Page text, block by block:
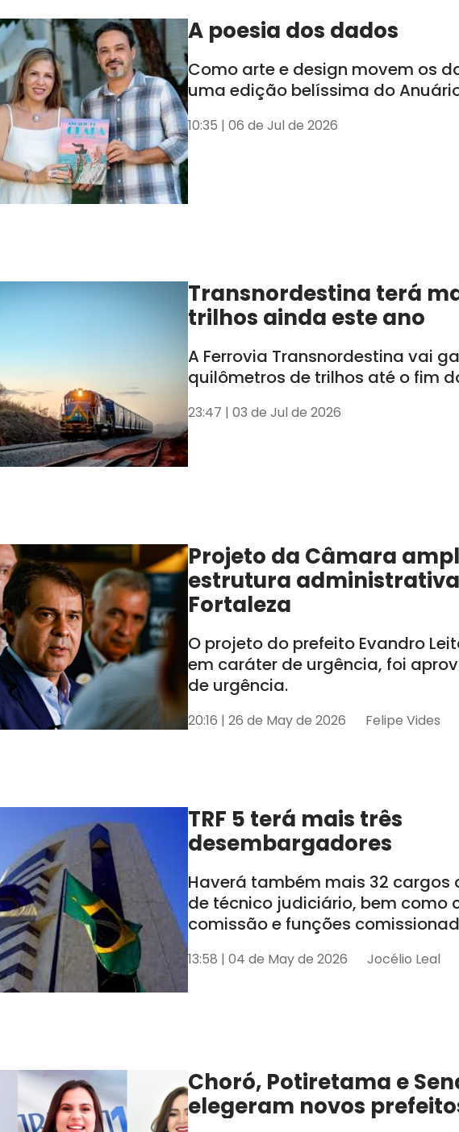
A poesia dos dados
Como arte e design movem os
uma edição belíssima do
10:35 | 06 de Jul de 2026
Transnordestina terá
trilhos ainda este ano
A Ferrovia Transnordestina vai
quilômetros de trilhos até o fim
23:47 | 03 de Jul de 2026
Projeto da Câmara
estrutura
Fortaleza
O projeto do prefeito Evandro
em caráter de urgência, foi
de urgência.
20:16 | 26 de May de 2026 Felipe Vides
TRF 5 terá mais três
desembargadores
Haverá também mais 32 cargos
de técnico judiciário, bem como
comissão e funções
AL e SE
13:58 | 04 de May de 2026 Jocélio Leal
Choró, Potiretama e
elegeram novos